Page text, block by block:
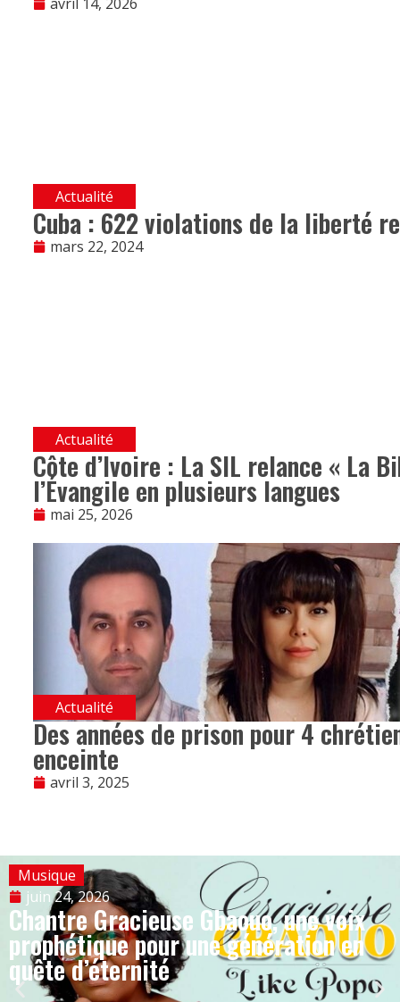
Actualité
Cuba : 622 violations de la liberté
mars 22, 2024
Actualité
Côte d’Ivoire : La SIL relance « La
l’Évangile en plusieurs langues
mai 25, 2026
Actualité
Des années de prison pour 4
enceinte
avril 3, 2025
Musique
juin 24, 2026
Chantre Gracieuse Gbaouo, une voix
prophétique pour une génération en
quête d’éternité